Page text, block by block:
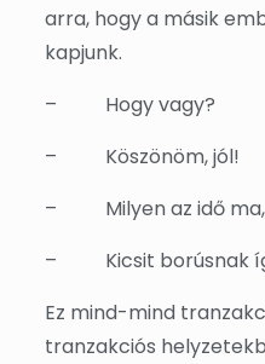
arra, hogy a másik
kapjunk.
–
Hogy vagy?
–
Köszönöm, jól!
–
Milyen az idő
–
Kicsit borúsnak
Ez mind-mind
tranzakciós